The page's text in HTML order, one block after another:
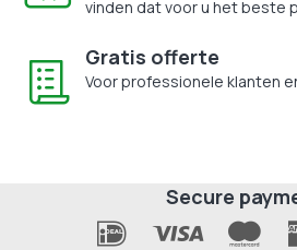
vinden dat voor u het beste
Gratis offerte
Voor professionele klanten
Secure